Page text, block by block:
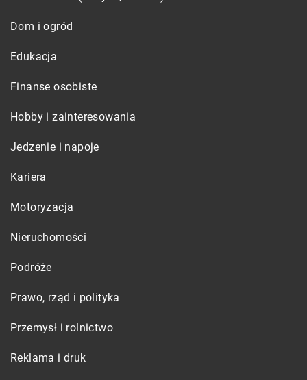
Dom i ogród
Edukacja
Finanse osobiste
Hobby i zainteresowania
Jedzenie i napoje
Kariera
Motoryzacja
Nieruchomości
Podróże
Prawo, rząd i polityka
Przemysł i rolnictwo
Reklama i druk